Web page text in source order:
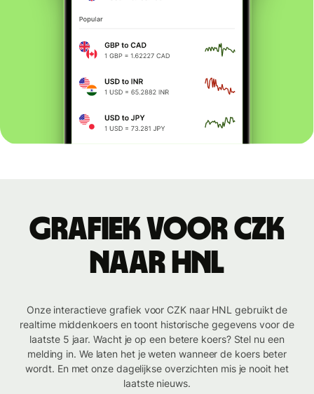
Grafiek voor CZK
naar HNL
Onze interactieve grafiek voor CZK naar HNL gebruikt de
realtime middenkoers en toont historische gegevens voor de
laatste 5 jaar. Wacht je op een betere koers? Stel nu een
melding in. We laten het je weten wanneer de koers beter
wordt. En met onze dagelijkse overzichten mis je nooit het
laatste nieuws.